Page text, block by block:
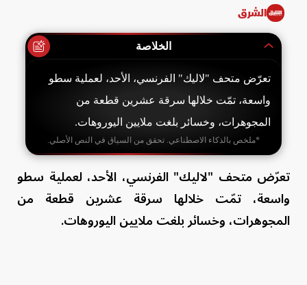
الشرق
الخلاصة
تعرّض متحف "لاليك" الفرنسي، الأحد، لعملية سطو
واسعة، تمّت خلالها سرقة عشرين قطعة من
المجوهرات، وخسائر بلغت ملايين اليوروهات.
*ملخص بالذكاء الاصطناعي. تحقق من السياق في النص الأصلي.
تعرّض متحف "لاليك" الفرنسي، الأحد، لعملية سطو
واسعة، تمّت خلالها سرقة عشرين قطعة من
المجوهرات، وخسائر بلغت ملايين اليوروهات.